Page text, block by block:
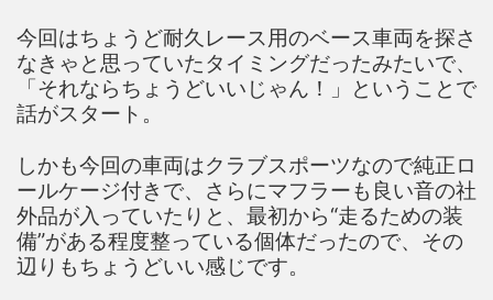
今回はちょうど耐久レース用のベース車両を探さ
なきゃと思っていたタイミングだったみたいで、
「それならちょうどいいじゃん！」ということで
話がスタート。
しかも今回の車両はクラブスポーツなので純正ロ
ールケージ付きで、さらにマフラーも良い音の社
外品が入っていたりと、最初から“走るための装
備”がある程度整っている個体だったので、その
辺りもちょうどいい感じです。